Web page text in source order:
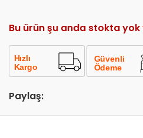
Bu ürün şu anda stokta
Paylaş: